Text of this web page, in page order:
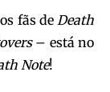
fãs deDeath
– está no
Note!